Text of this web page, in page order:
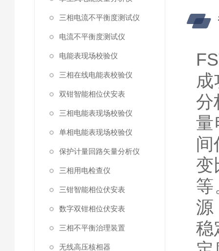
三相电流不平衡度测试仪
电流不平衡度测试仪
电能表现场校验仪
三相在线电能表校验仪
双钳智能相位伏安表
三相电能表现场校验仪
单相电能表现场校验仪
保护计量回路矢量分析仪
三相用电检查仪
三钳智能相位伏安表
数字双钳相位伏安表
三相不平衡治理装置
无线高压核相器
分
量
间
变
等
源
稳